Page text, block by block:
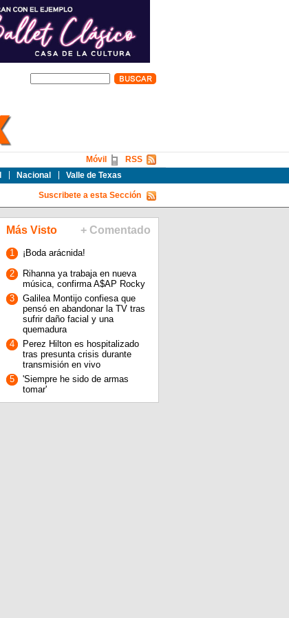
Nacional Valle de Texas
RSS
Móvil
Suscribete a esta Sección
Más Visto + Comentado
1
¡Boda arácnida!
2
Rihanna ya trabaja en nueva
música, confirma A$AP Rocky
3
Galilea Montijo confiesa que
pensó en abandonar la TV tras
sufrir daño facial y una
quemadura
4
Perez Hilton es hospitalizado
tras presunta crisis durante
transmisión en vivo
5
'Siempre he sido de armas
tomar'